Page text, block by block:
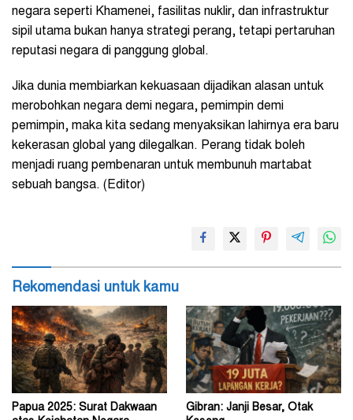
negara seperti Khamenei, fasilitas nuklir, dan infrastruktur
sipil utama bukan hanya strategi perang, tetapi pertaruhan
reputasi negara di panggung global.
Jika dunia membiarkan kekuasaan dijadikan alasan untuk
merobohkan negara demi negara, pemimpin demi
pemimpin, maka kita sedang menyaksikan lahirnya era baru
kekerasan global yang dilegalkan. Perang tidak boleh
menjadi ruang pembenaran untuk membunuh martabat
sebuah bangsa. (Editor)
Rekomendasi untuk kamu
Papua 2025: Surat Dakwaan
Gibran: Janji Besar, Otak